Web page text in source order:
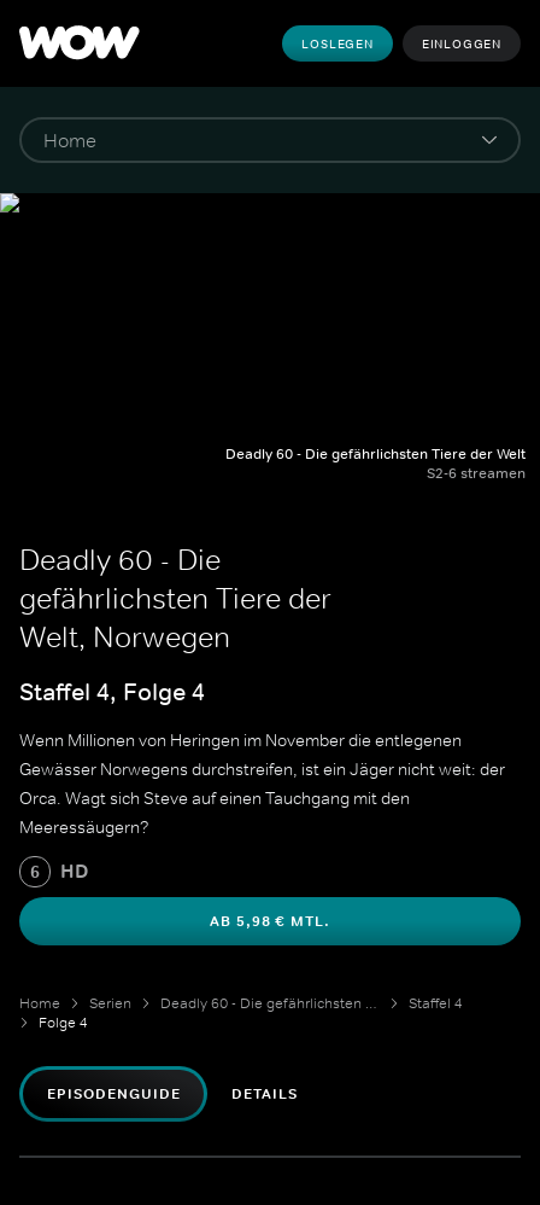
LOSLEGEN EINLOGGEN
Deadly 60 - Die gefährlichsten Tiere der Welt
S2-6 streamen
Deadly 60 - Die
gefährlichsten Tiere der
Welt, Norwegen
Staffel 4, Folge 4
Wenn Millionen von Heringen im November die entlegenen
Gewässer Norwegens durchstreifen, ist ein Jäger nicht weit: der
Orca. Wagt sich Steve auf einen Tauchgang mit den
Meeressäugern?
6 HD
AB 5,98 € MTL.
Home Serien Deadly 60 - Die gefährlichsten Tiere der Welt
Staffel 4
Folge 4
EPISODENGUIDE DETAILS